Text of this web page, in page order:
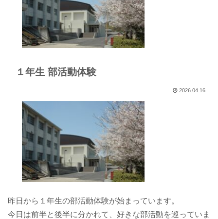
１年生 部活動体験
2026.04.16
昨日から１年生の部活動体験が始まっています。
今日は前半と後半に分かれて、好きな部活動を巡っていま